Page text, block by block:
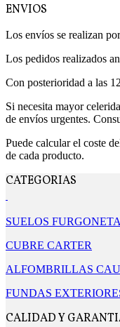
ENVIOS
Los envíos se realizan
Los pedidos realizados
Con posterioridad a las
Si necesita mayor
de envíos urgentes.
Puede calcular el coste
de cada producto.
CATEGORIAS
SUELOS FURGONETA
CUBRE CARTER
ALFOMBRILLAS
FUNDAS
CALIDAD Y